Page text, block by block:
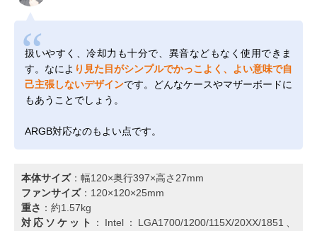
扱いやすく、冷却力も十分で、異音などもなく使用できま
す。なによ り見た目がシンプルでかっこよく、よい意味で自
己主張しないデザインです。どんなケースやマザーボードに
もあうことでしょう。
ARGB対応なのもよい点です。
本体サイズ：幅120×奥行397×高さ27mm
ファンサイズ：120×120×25mm
重さ ：約1.57kg
対応ソケット
：Intel：LGA1700/1200/115X/20XX/1851、